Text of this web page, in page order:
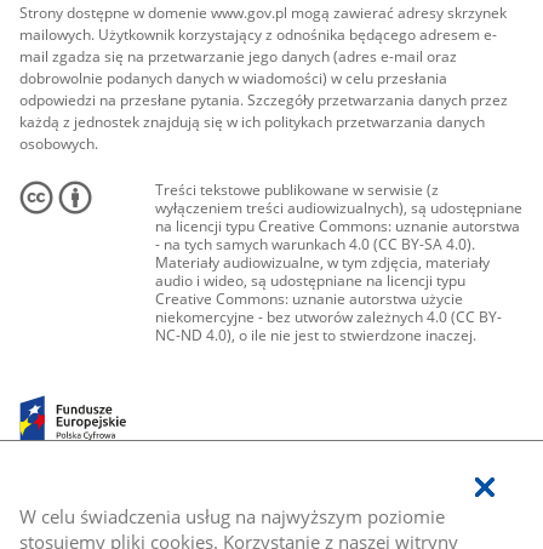
W celu świadczenia usług na najwyższym poziomie
stosujemy pliki cookies. Korzystanie z naszej witryny
Strony dostępne w domenie www.gov.pl mogą zawierać adresy skrzynek
mailowych. Użytkownik korzystający z odnośnika będącego adresem e-
mail zgadza się na przetwarzanie jego danych (adres e-mail oraz
dobrowolnie podanych danych w wiadomości) w celu przesłania
odpowiedzi na przesłane pytania. Szczegóły przetwarzania danych przez
każdą z jednostek znajdują się w ich politykach przetwarzania danych
osobowych.
Treści tekstowe publikowane w serwisie (z
wyłączeniem treści audiowizualnych), są udostępniane
na licencji typu Creative Commons: uznanie autorstwa
- na tych samych warunkach 4.0 (CC BY-SA 4.0).
Materiały audiowizualne, w tym zdjęcia, materiały
audio i wideo, są udostępniane na licencji typu
Creative Commons: uznanie autorstwa użycie
niekomercyjne - bez utworów zależnych 4.0 (CC BY-
NC-ND 4.0), o ile nie jest to stwierdzone inaczej.